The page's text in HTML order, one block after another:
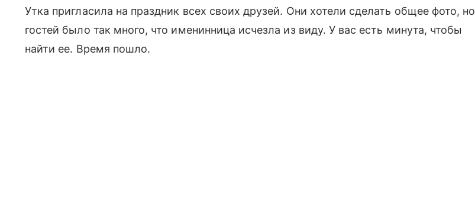
Утка пригласила на праздник всех своих друзей. Они хотели сделать общее фото, но
гостей было так много, что именинница исчезла из виду. У вас есть минута, чтобы
найти ее. Время пошло.